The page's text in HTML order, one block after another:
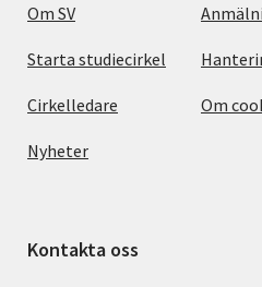
Om SV
Starta studiecirkel
Cirkelledare
Nyheter
Om
Kontakta oss